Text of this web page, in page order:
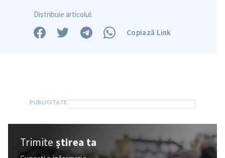
Trimite o informație
Distribuie articolul:
Copiază Link
Trimiteștirea ta